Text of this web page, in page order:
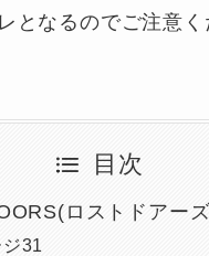
となるのでご注意
目次
ロストドアー
31